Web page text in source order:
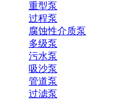
重型泵
过程泵
腐蚀性介质泵
多级泵
污水泵
吸沙泵
管道泵
过滤泵